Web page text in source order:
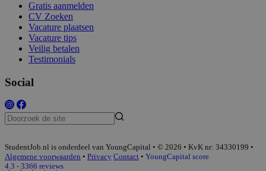
Gratis aanmelden
CV Zoeken
Vacature plaatsen
Vacature tips
Veilig betalen
Testimonials
Social
StudentJob.nl is onderdeel van YoungCapital • © 2026 • KvK nr: 34330199 •
Algemene voorwaarden • Privacy Contact • YoungCapital score
4.3 - 3366 reviews